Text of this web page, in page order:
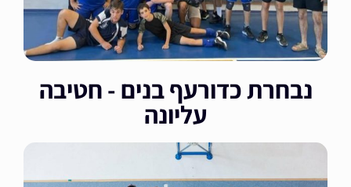
נבחרת כדורעף בנים - חטיבה
עליונה